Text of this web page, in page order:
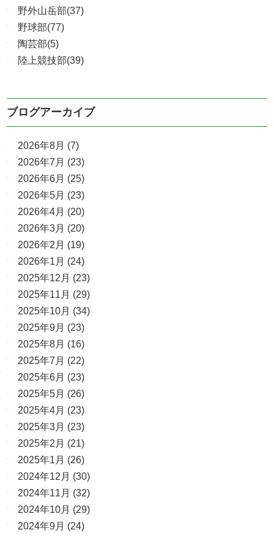
野外山岳部(37)
野球部(77)
陶芸部(5)
陸上競技部(39)
ブログアーカイブ
2026年8月 (7)
2026年7月 (23)
2026年6月 (25)
2026年5月 (23)
2026年4月 (20)
2026年3月 (20)
2026年2月 (19)
2026年1月 (24)
2025年12月 (23)
2025年11月 (29)
2025年10月 (34)
2025年9月 (23)
2025年8月 (16)
2025年7月 (22)
2025年6月 (23)
2025年5月 (26)
2025年4月 (23)
2025年3月 (23)
2025年2月 (21)
2025年1月 (26)
2024年12月 (30)
2024年11月 (32)
2024年10月 (29)
2024年9月 (24)